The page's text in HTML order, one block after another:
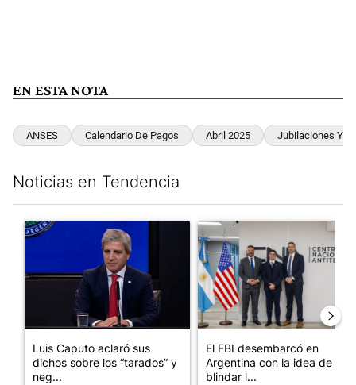
EN ESTA NOTA
ANSES Calendario De Pagos Abril 2025 Jubilaciones Y
Noticias en Tendencia
Un artículo de tendencia con el título "Luis Caputo aclaró sus
Luis Caputo aclaró sus
dichos sobre los “tarados” y
neg...
Un artículo de tendencia con
El FBI desembarcó en
Argentina con la idea de
blindar l...